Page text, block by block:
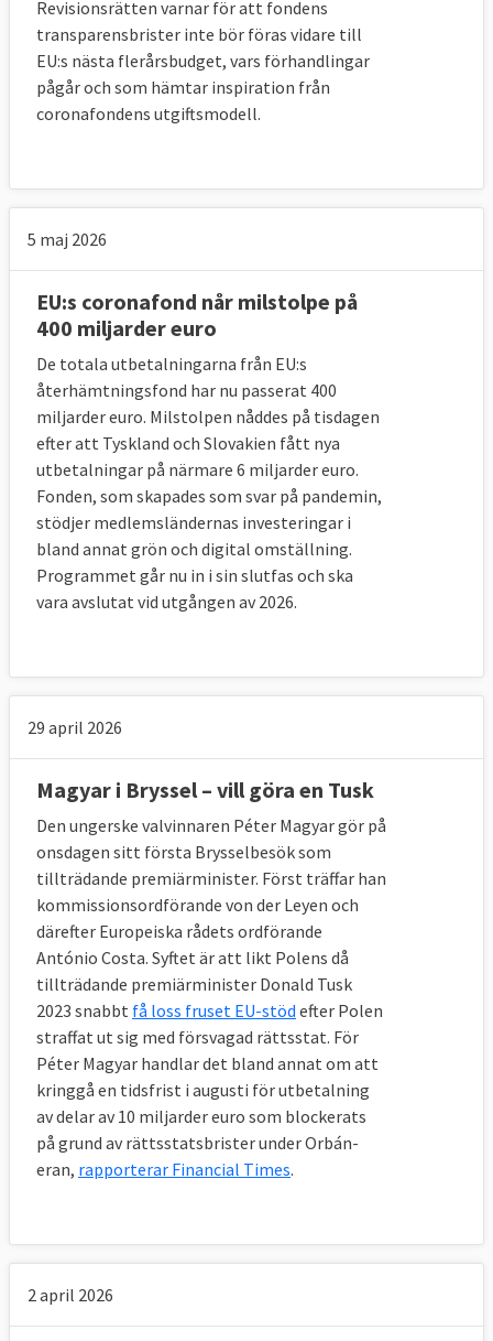
Revisionsrätten varnar för att fondens
transparensbrister inte bör föras vidare till
EU:s nästa flerårsbudget, vars förhandlingar
pågår och som hämtar inspiration från
coronafondens utgiftsmodell.
5 maj 2026
EU:s coronafond når milstolpe på
400 miljarder euro
De totala utbetalningarna från EU:s
återhämtningsfond har nu passerat 400
miljarder euro. Milstolpen nåddes på tisdagen
efter att Tyskland och Slovakien fått nya
utbetalningar på närmare 6 miljarder euro.
Fonden, som skapades som svar på pandemin,
stödjer medlemsländernas investeringar i
bland annat grön och digital omställning.
Programmet går nu in i sin slutfas och ska
vara avslutat vid utgången av 2026.
29 april 2026
Magyar i Bryssel – vill göra en Tusk
Den ungerske valvinnaren Péter Magyar gör på
onsdagen sitt första Brysselbesök som
tillträdande premiärminister. Först träffar han
kommissionsordförande von der Leyen och
därefter Europeiska rådets ordförande
António Costa. Syftet är att likt Polens då
tillträdande premiärminister Donald Tusk
2023 snabbt få loss fruset EU-stöd efter Polen
straffat ut sig med försvagad rättsstat. För
Péter Magyar handlar det bland annat om att
kringgå en tidsfrist i augusti för utbetalning
av delar av 10 miljarder euro som blockerats
på grund av rättsstatsbrister under Orbán-
eran, rapporterar Financial Times.
2 april 2026